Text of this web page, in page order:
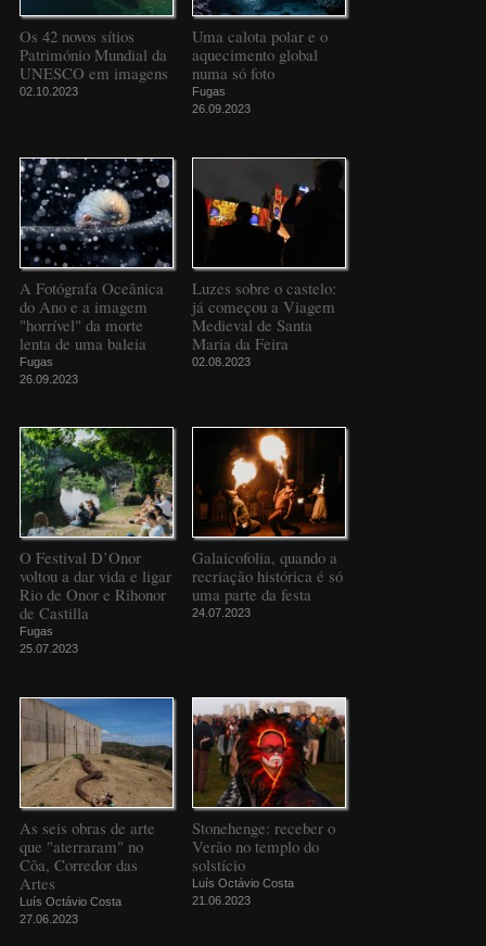
Os 42 novos sítios
Património Mundial da
UNESCO em imagens
02.10.2023
Uma calota polar e o
aquecimento global
numa só foto
Fugas
26.09.2023
A Fotógrafa Oceânica
do Ano e a imagem
"horrível" da morte
lenta de uma baleia
Fugas
26.09.2023
Luzes sobre o castelo:
já começou a Viagem
Medieval de Santa
Maria da Feira
02.08.2023
O Festival D’Onor
voltou a dar vida e ligar
Rio de Onor e Rihonor
de Castilla
Fugas
25.07.2023
Galaicofolia, quando a
recriação histórica é só
uma parte da festa
24.07.2023
As seis obras de arte
que "aterraram" no
Côa, Corredor das
Artes
Luís Octávio Costa
27.06.2023
Stonehenge: receber o
Verão no templo do
solstício
Luís Octávio Costa
21.06.2023